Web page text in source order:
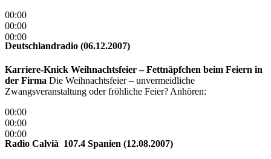
00:00
00:00
00:00
Deutschlandradio (06.12.2007)
Karriere-Knick Weihnachtsfeier – Fettnäpfchen beim Feiern in
der Firma Die Weihnachtsfeier – unvermeidliche
Zwangsveranstaltung oder fröhliche Feier? Anhören:
00:00
00:00
00:00
Radio Calvià 107.4 Spanien (12.08.2007)